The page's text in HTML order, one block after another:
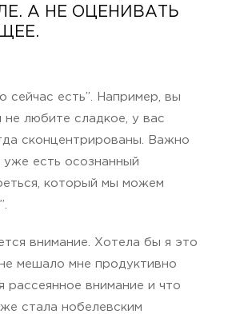
А НЕ ОЦЕНИВАТЬ
сейчас есть”. Например, вы
любите сладкое, у вас
сконцентрированы. Важно
уже есть осознанный
который мы можем
внимание. Хотела бы я это
мешало мне продуктивно
рассеянное внимание и что
стала нобелевским